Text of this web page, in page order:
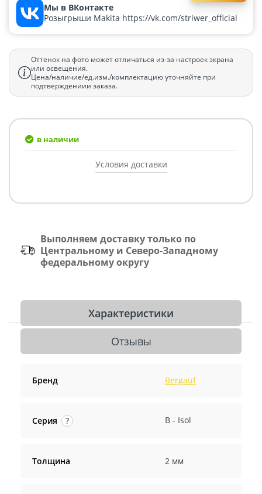
Мы в ВКонтакте
Розыгрыши Makita https://vk.com/striwer_official
Оттенок на фото может отличаться из-за настроек экрана
или освещения.
Цена/наличие/ед.изм./комплектацию уточняйте при
подтверждениии заказа.
в наличии
Условия доставки
Выполняем доставку только по
Центральному и Северо-Западному
федеральному округу
Характеристики
Отзывы
Бренд Bergauf
Серия ? B - Isol
Толщина 2 мм